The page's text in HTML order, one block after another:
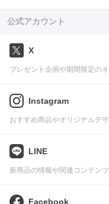
公式アカウント
X
プレゼント企画や期間限定の
Instagram
おすすめ商品やオリジナルデ
LINE
新商品の情報や関連コンテン
Facebook